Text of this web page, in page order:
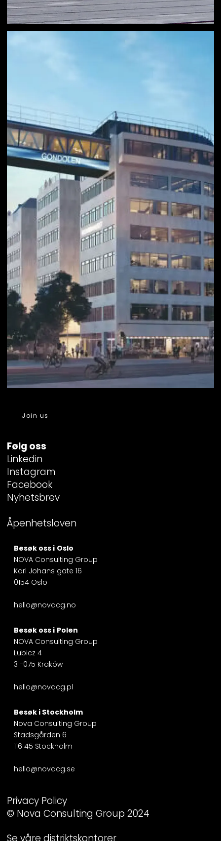
Join us
Følg oss
Linkedin
Instagram
Facebook
Nyhetsbrev
Åpenhetsloven
Besøk oss i Oslo
NOVA Consulting Group
Karl Johans gate 16
0154 Oslo
hello@novacg.no
Besøk oss i Polen
NOVA Consulting Group
Lubicz 4
31-075 Kraków
hello@novacg.pl
Besøk i Stockholm
Nova Consulting Group
Stadsgården 6
116 45 Stockholm
hello@novacg.se
Privacy Policy
© Nova Consulting Group 2024
Se våre distriktskontorer